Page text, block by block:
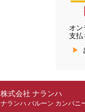
オ
支払
株式会社 ナランハ
ナランハ バルーン カンパニ